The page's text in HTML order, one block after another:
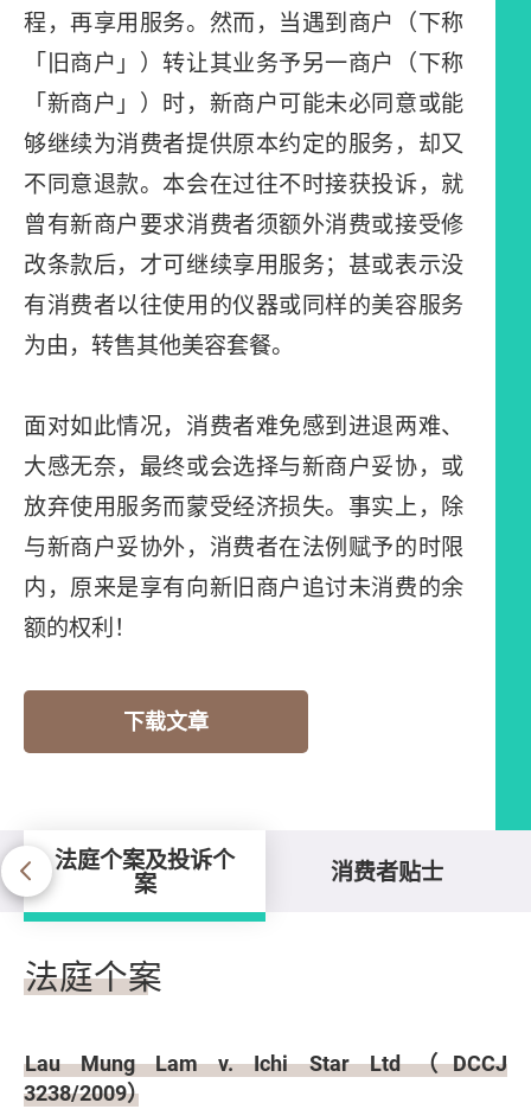
程，再享用服务。然而，当遇到商户（下称
「旧商户」）转让其业务予另一商户（下称
「新商户」）时，新商户可能未必同意或能
够继续为消费者提供原本约定的服务，却又
不同意退款。本会在过往不时接获投诉，就
曾有新商户要求消费者须额外消费或接受修
改条款后，才可继续享用服务；甚或表示没
有消费者以往使用的仪器或同样的美容服务
为由，转售其他美容套餐。
面对如此情况，消费者难免感到进退两难、
大感无奈，最终或会选择与新商户妥协，或
放弃使用服务而蒙受经济损失。事实上，除
与新商户妥协外，消费者在法例赋予的时限
内，原来是享有向新旧商户追讨未消费的余
额的权利！
下载文章
法庭个案及投诉个
案 消费者贴士
法庭个案及投诉个案
法庭个案
Lau Mung Lam v. Ichi Star Ltd（DCCJ
3238/2009）